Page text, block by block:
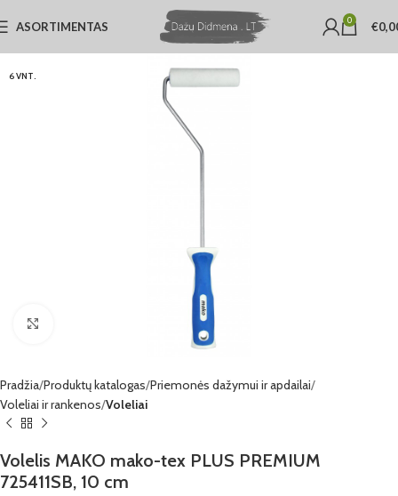
ASORTIMENTAS 0 €
6 VNT.
Pradžia Produktų katalogas Priemonės dažymui ir apdailai
Voleliai ir rankenos Voleliai
Volelis MAKO mako-tex PLUS PREMIUM
725411SB, 10 cm